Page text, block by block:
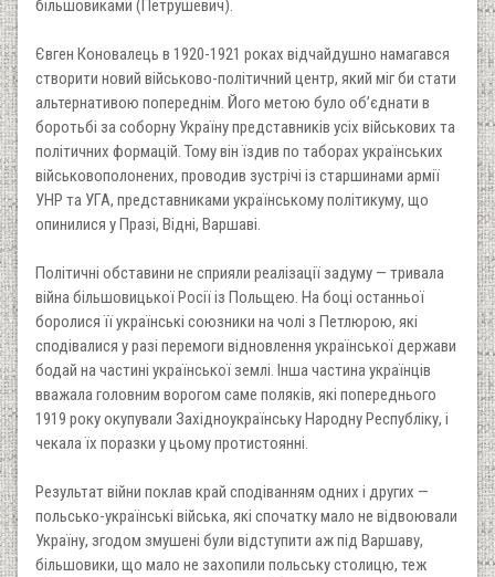
більшовиками (Петрушевич).
Євген Коновалець в 1920-1921 роках відчайдушно намагався
створити новий військово-політичний центр, який міг би стати
альтернативою попереднім. Його метою було об’єднати в
боротьбі за соборну Україну представників усіх військових та
політичних формацій. Тому він їздив по таборах українських
військовополонених, проводив зустрічі із старшинами армії
УНР та УГА, представниками українському політикуму, що
опинилися у Празі, Відні, Варшаві.
Політичні обставини не сприяли реалізації задуму — тривала
війна більшовицької Росії із Польщею. На боці останньої
боролися її українські союзники на чолі з Петлюрою, які
сподівалися у разі перемоги відновлення української держави
бодай на частині української землі. Інша частина українців
вважала головним ворогом саме поляків, які попереднього
1919 року окупували Західноукраїнську Народну Республіку, і
чекала їх поразки у цьому протистоянні.
Результат війни поклав край сподіванням одних і других —
польсько-українські війська, які спочатку мало не відвоювали
Україну, згодом змушені були відступити аж під Варшаву,
більшовики, що мало не захопили польську столицю, теж